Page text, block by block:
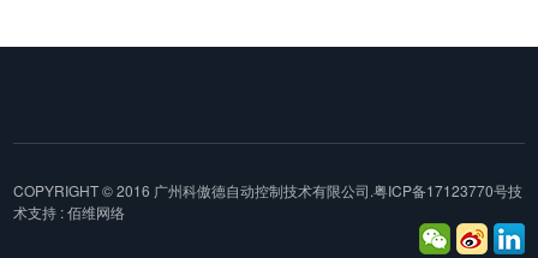
COPYRIGHT © 2016 广州科傲德自动控制技术有限公司.粤ICP备17123770号技
术支持 : 佰维网络